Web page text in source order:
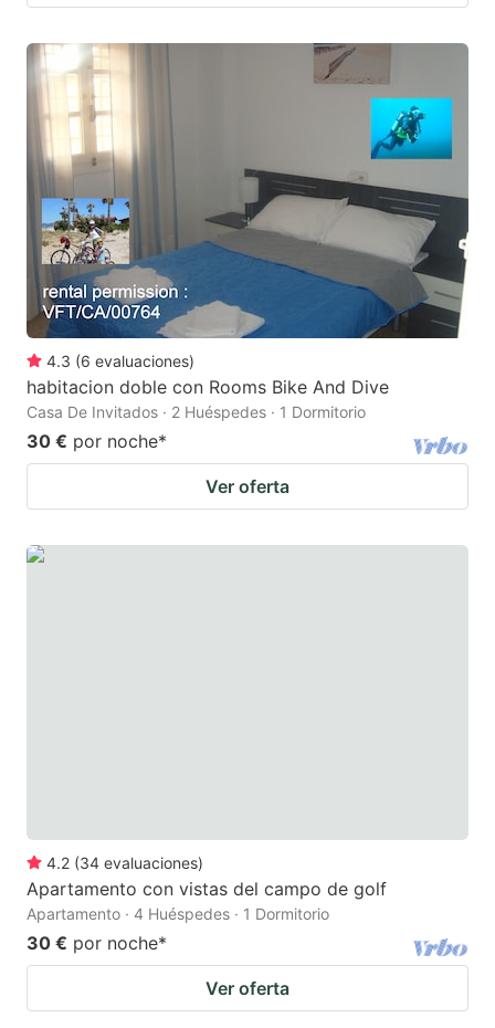
4.3 (6 evaluaciones)
habitacion doble con Rooms Bike And Dive
Casa De Invitados · 2 Huéspedes · 1 Dormitorio
30 € por noche*
Ver oferta
4.2 (34 evaluaciones)
Apartamento con vistas del campo de golf
Apartamento · 4 Huéspedes · 1 Dormitorio
30 € por noche*
Ver oferta